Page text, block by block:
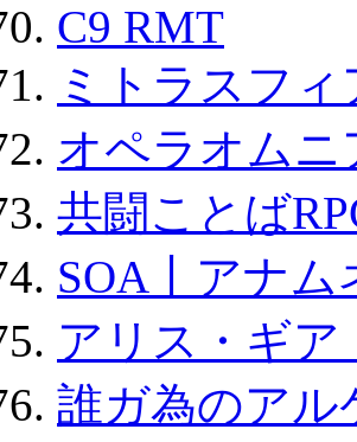
C9 RMT
ミトラスフ
オペラオムニ
共闘ことば
SOA丨アナ
アリス・ギ
誰ガ為のアル